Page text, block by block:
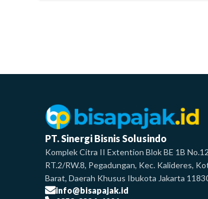
PT. Sinergi Bisnis Solusindo
Komplek Citra II Extention Blok BE 1B
RT.2/RW.8, Pegadungan, Kec. Kalideres,
Barat, Daerah Khusus Ibukota Jakarta
info@bisapajak.id